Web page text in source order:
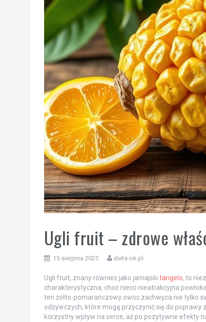
Ugli fruit – zdrowe
15 sierpnia 2025 dieta-ok.pl
Ugli fruit, znany również jako jamajski tangelo, to
charakterystyczna, choć nieco nieatrakcyjna
ten żółto-pomarańczowy owoc zachwyca nie tylko
odżywczych, które mogą przyczynić się do poprawy
korzystny wpływ na serce, aż po pozytywne efekty